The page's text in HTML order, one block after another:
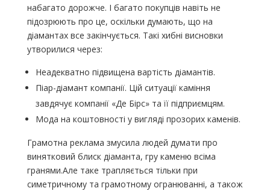
набагато дорожче. І багато покупців навіть не
підозрюють про це, оскільки думають, що на
діамантах все закінчується. Такі хибні висновки
утворилися через:
Неадекватно підвищена вартість діамантів.
Піар-діамант компанії. Цій ситуації каміння
завдячує компанії «Де Бірс» та її підприємцям.
Мода на коштовності у вигляді прозорих каменів.
Грамотна реклама змусила людей думати про
винятковий блиск діаманта, гру каменю всіма
гранями.Але таке трапляється тільки при
симетричному та грамотному огранюванні, а також